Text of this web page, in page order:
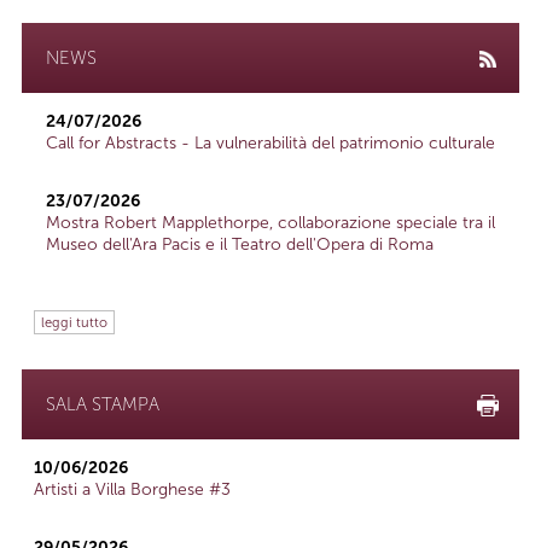
NEWS
24/07/2026
Call for Abstracts - La vulnerabilità del patrimonio culturale
23/07/2026
Mostra Robert Mapplethorpe, collaborazione speciale tra il
Museo dell'Ara Pacis e il Teatro dell'Opera di Roma
leggi tutto
SALA STAMPA
10/06/2026
Artisti a Villa Borghese #3